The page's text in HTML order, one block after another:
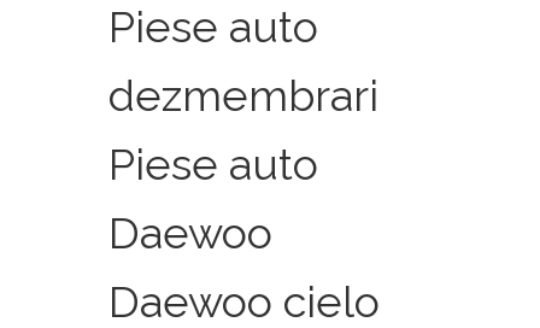
Piese auto
dezmembrari
Piese auto
Daewoo
Daewoo cielo